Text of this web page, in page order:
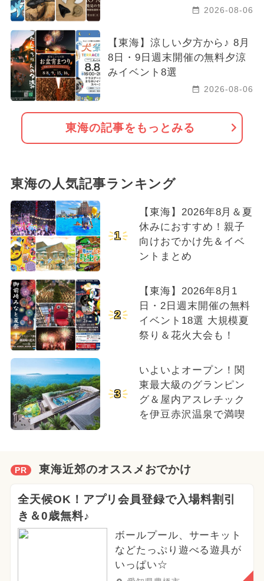
2026-08-06
【東海】涼しい夕方から♪ 8月
8日・9日週末開催の無料夕涼
みイベント8選
2026-08-06
東海の記事をもっとみる
東海の人気記事ランキング
1
【東海】2026年8月＆夏
休みにおすすめ！親子
向けおでかけ先＆イベ
ントまとめ
2
【東海】2026年8月1
日・2日週末開催の無料
イベント18選 大規模夏
祭り＆花火大会も！
3
いよいよオープン！関
東最大級のグランピン
グ＆屋内アスレチック
を伊豆赤沢温泉で満喫
PR 東海近郊のオススメおでかけ
全天候OK！アプリ会員登録で入場料割引
き＆0歳無料♪
ボールプール、サーキット
などたっぷり遊べる遊具が
いっぱい☆